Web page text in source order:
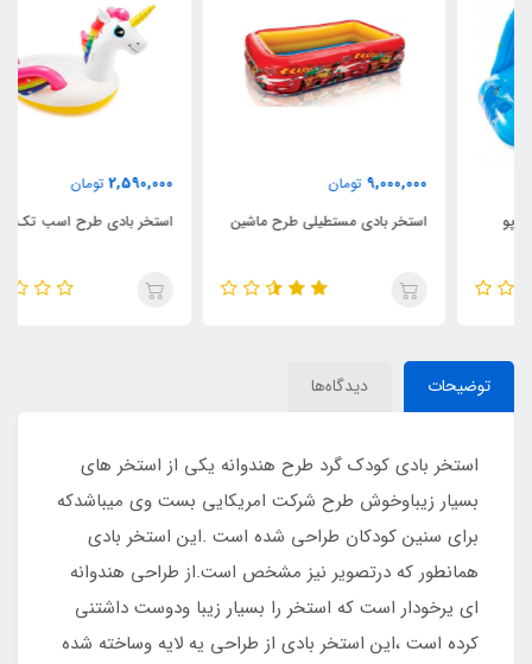
تومان
استخر بادی مستطیلی طرح ماشین
تومان
استخر بادی طرح اسب تک شاخ
توضیحات دیدگاه‌ها
استخر بادی کودک گرد طرح هندوانه یکی از استخر های
بسیار زیباوخوش طرح شرکت امریکایی بست وی میباشدکه
برای سنین کودکان طراحی شده است .این استخر بادی
همانطور که درتصویر نیز مشخص است.از طراحی هندوانه
ای یرخودار است که استخر را بسیار زیبا ودوست داشتنی
کرده است ،این استخر بادی از طراحی یه لایه وساخته شده